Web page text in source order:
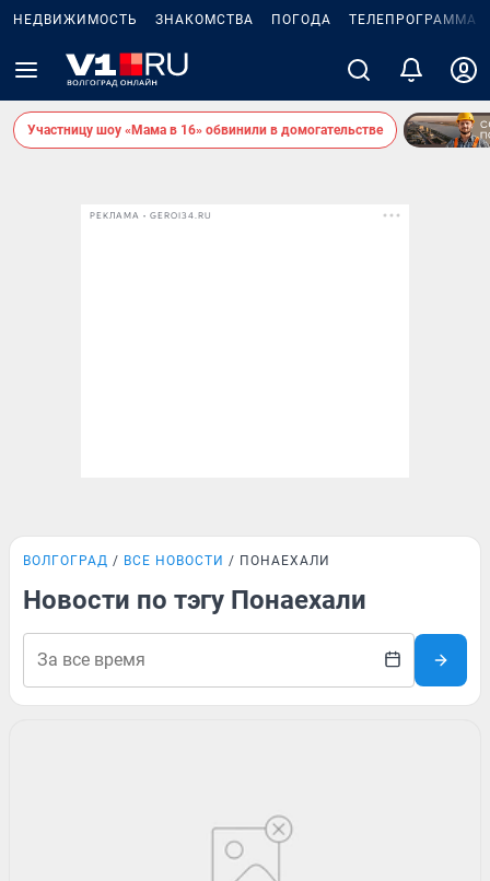
НЕДВИЖИМОСТЬ ЗНАКОМСТВА ПОГОДА ТЕЛЕПРОГРАММА
Участницу шоу «Мама в 16» обвинили в домогательстве
РЕКЛАМА • GEROI34.RU
ВОЛГОГРАД ВСЕ НОВОСТИ ПОНАЕХАЛИ
Новости по тэгу Понаехали